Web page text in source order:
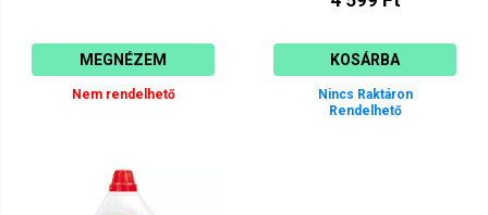
MEGNÉZEM
Nem rendelhető
KOSÁRBA
Nincs Raktáron
Rendelhető